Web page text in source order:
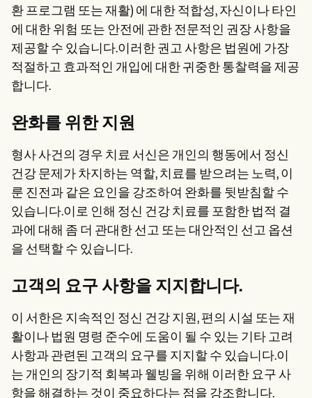
환 프로그램 또는 재활) 에 대한 적합성, 자신이나 타인
에 대한 위험 또는 안전에 관한 전문적인 권장 사항을
제공할 수 있습니다.이러한 권고 사항은 법원에 가장
적절하고 효과적인 개입에 대한 귀중한 통찰력을 제공
합니다.
완화를 위한 지원
형사 사건의 경우 치료 서신은 개인의 행동에서 정신
건강 문제가 차지하는 역할, 치료를 받으려는 노력, 이
룬 진전과 같은 요인을 강조하여 완화를 뒷받침할 수
있습니다.이로 인해 정신 건강 치료를 포함한 법적 결
과에 대해 좀 더 관대한 선고 또는 대안적인 선고 옵션
을 선택할 수 있습니다.
고객의 요구 사항을 지지합니다.
이 서한은 지속적인 정신 건강 지원, 편의 시설 또는 재
활이나 법원 명령 준수에 도움이 될 수 있는 기타 고려
사항과 관련된 고객의 요구를 지지할 수 있습니다.이
는 개인의 장기적 회복과 웰빙을 위해 이러한 요구 사
항을 해결하는 것이 중요하다는 점을 강조합니다.